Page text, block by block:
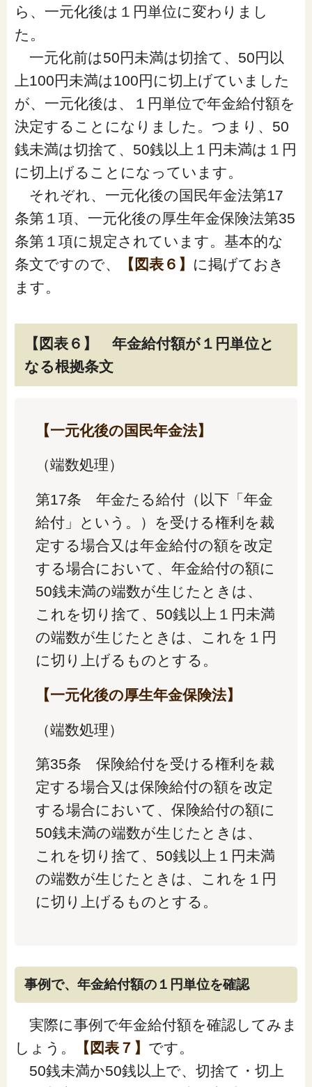
ら、一元化後は１円単位に変わりまし
た。
一元化前は50円未満は切捨て、50円以
上100円未満は100円に切上げていました
が、一元化後は、１円単位で年金給付額を
決定することになりました。つまり、50
銭未満は切捨て、50銭以上１円未満は１円
に切上げることになっています。
それぞれ、一元化後の国民年金法第17
条第１項、一元化後の厚生年金保険法第35
条第１項に規定されています。基本的な
条文ですので、
【図表６】 に掲げておき
ます。
【図表６】 年金給付額が１円単位と
なる根拠条文
【一元化後の国民年金法】
（端数処理）
第17条 年金たる給付（以下「年金
給付」という。）を受ける権利を裁
定する場合又は年金給付の額を改定
する場合において、年金給付の額に
50銭未満の端数が生じたときは、
これを切り捨て、50銭以上１円未満
の端数が生じたときは、これを１円
に切り上げるものとする。
【一元化後の厚生年金保険法】
（端数処理）
第35条 保険給付を受ける権利を裁
定する場合又は保険給付の額を改定
する場合において、保険給付の額に
50銭未満の端数が生じたときは、
これを切り捨て、50銭以上１円未満
の端数が生じたときは、これを１円
に切り上げるものとする。
事例で、年金給付額の１円単位を確認
実際に事例で年金給付額を確認してみま
しょう。
【図表７】 です。
50銭未満か50銭以上で、切捨て・切上